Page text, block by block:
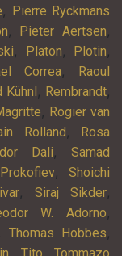
,
Pierre Ryckmans
, Pieter Aertsen,
, Platon, Plotin,
Correa,
Raoul
Kühnl , Rembrandt,
, Rogier van
Rolland ,
Rosa
Dali,Samad
,Shoichi
, Siraj Sikder,
W. Adorno,
, Thomas Hobbes,